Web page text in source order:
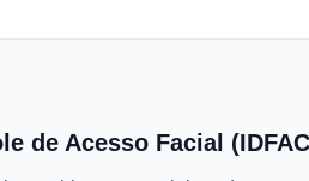
de Acesso Facial